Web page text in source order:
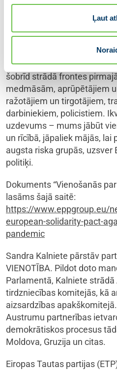
Ļaut
fonds dalībvalstu veselības
atjaunošanai un
akadēmiskais tīkls
Eiropas Tautas partijas
šobrīd strādā frontes
medmāsām, aprūpētājiem
ražotājiem un tirgotājiem,
darbiniekiem, policistiem.
uzdevums – mums jābūt
un rīcībā, jāpaliek mājās, lai
augsta riska grupās, uzsver
politiķi.
Dokuments “Vienošanās
lasāms šajā saitē:
https://www.eppgroup.eu/
european-solidarity-pact-
pandemic
Sandra Kalniete pārstāv
VIENOTĪBA. Pildot doto
Parlamentā, Kalniete
tirdzniecības komitejās, kā
aizsardzības
Austrumu partnerības
demokrātiskos procesus
Moldova, Gruzija un citas.
Eiropas Tautas partijas